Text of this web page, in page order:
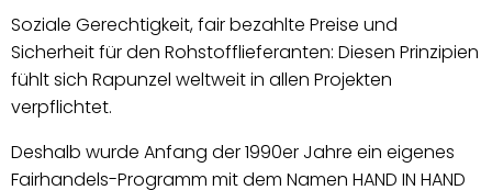
Soziale Gerechtigkeit, fair bezahlte Preise und
Sicherheit für den Rohstofflieferanten: Diesen Prinzipien
fühlt sich Rapunzel weltweit in allen Projekten
verpflichtet.
Deshalb wurde Anfang der 1990er Jahre ein eigenes
Fairhandels-Programm mit dem Namen HAND IN HAND